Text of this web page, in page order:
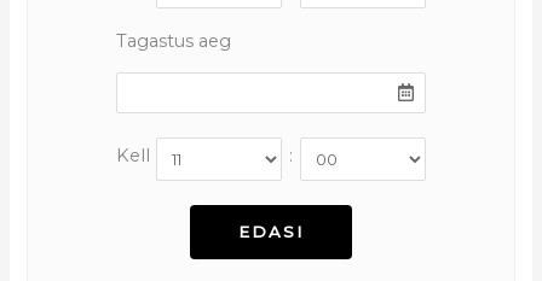
Tagastus aeg
Kell :